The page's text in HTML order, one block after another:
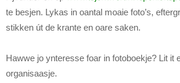
te besjen. Lykas in oantal moaie foto’s,
stikken út de krante en oare saken.
Hawwe jo ynteresse foar in fotoboekje? Lit it
organisaasje.